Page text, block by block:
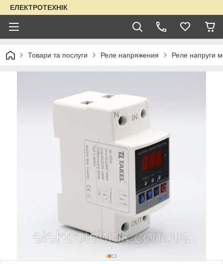
ЕЛЕКТРОТЕХНІК
Товари та послуги Реле напряжения Реле напруги